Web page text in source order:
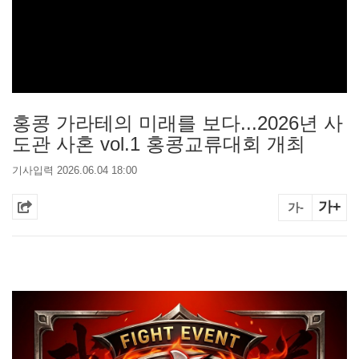
홍콩 가라테의 미래를 보다...2026년 사
도관 사혼 vol.1 홍콩교류대회 개최
기사입력 2026.06.04 18:00
가- 가+